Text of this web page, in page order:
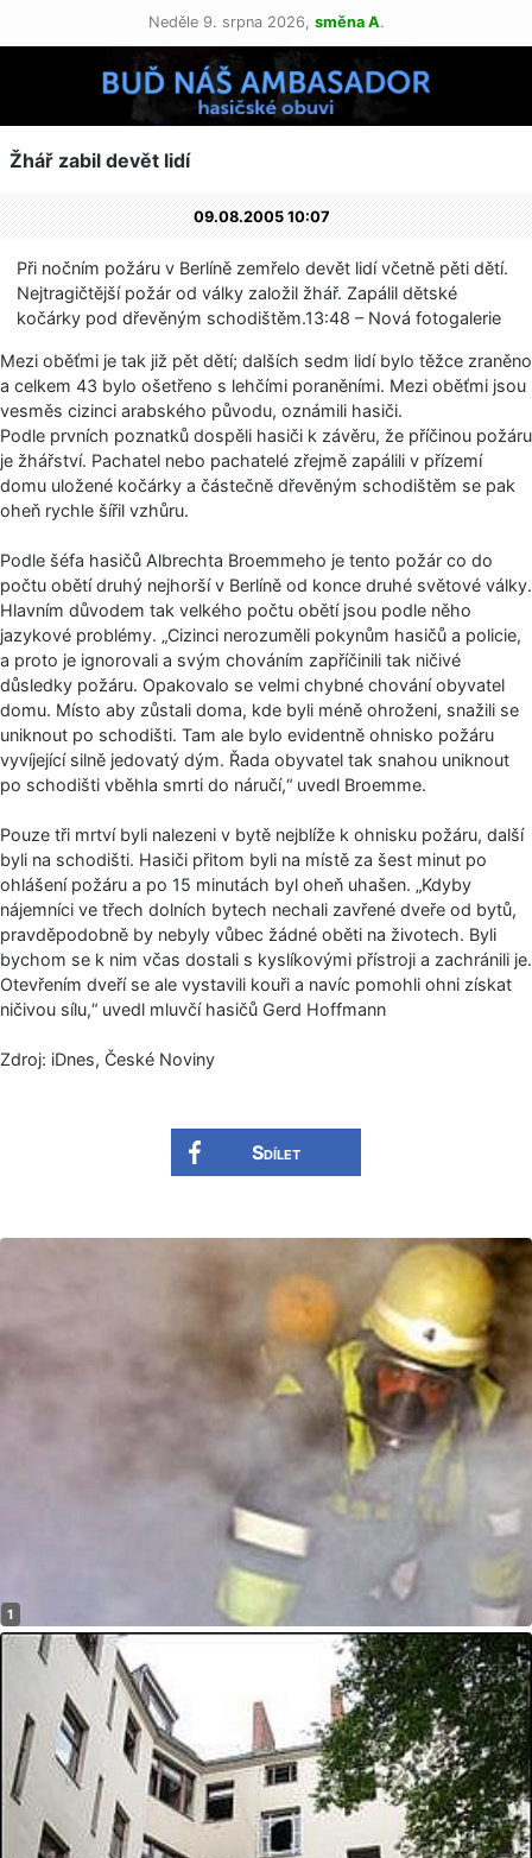
Neděle 9. srpna 2026, směna A.
Žhář zabil devět lidí
09.08.2005 10:07
Při nočním požáru v Berlíně zemřelo devět lidí včetně pěti dětí.
Nejtragičtější požár od války založil žhář. Zapálil dětské
kočárky pod dřevěným schodištěm.13:48 – Nová fotogalerie
Mezi oběťmi je tak již pět dětí; dalších sedm lidí bylo těžce zraněno
a celkem 43 bylo ošetřeno s lehčími poraněními. Mezi oběťmi jsou
vesměs cizinci arabského původu, oznámili hasiči.
Podle prvních poznatků dospěli hasiči k závěru, že příčinou požáru
je žhářství. Pachatel nebo pachatelé zřejmě zapálili v přízemí
domu uložené kočárky a částečně dřevěným schodištěm se pak
oheň rychle šířil vzhůru.
Podle šéfa hasičů Albrechta Broemmeho je tento požár co do
počtu obětí druhý nejhorší v Berlíně od konce druhé světové války.
Hlavním důvodem tak velkého počtu obětí jsou podle něho
jazykové problémy. „Cizinci nerozuměli pokynům hasičů a policie,
a proto je ignorovali a svým chováním zapříčinili tak ničivé
důsledky požáru. Opakovalo se velmi chybné chování obyvatel
domu. Místo aby zůstali doma, kde byli méně ohroženi, snažili se
uniknout po schodišti. Tam ale bylo evidentně ohnisko požáru
vyvíjející silně jedovatý dým. Řada obyvatel tak snahou uniknout
po schodišti vběhla smrti do náručí,“ uvedl Broemme.
Pouze tři mrtví byli nalezeni v bytě nejblíže k ohnisku požáru, další
byli na schodišti. Hasiči přitom byli na místě za šest minut po
ohlášení požáru a po 15 minutách byl oheň uhašen. „Kdyby
nájemníci ve třech dolních bytech nechali zavřené dveře od bytů,
pravděpodobně by nebyly vůbec žádné oběti na životech. Byli
bychom se k nim včas dostali s kyslíkovými přístroji a zachránili je.
Otevřením dveří se ale vystavili kouři a navíc pomohli ohni získat
ničivou sílu,“ uvedl mluvčí hasičů Gerd Hoffmann
Zdroj: iDnes, České Noviny
Sdílet